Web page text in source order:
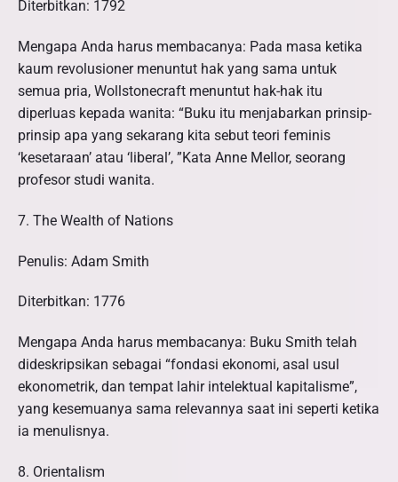
Diterbitkan: 1792
Mengapa Anda harus membacanya: Pada masa ketika
kaum revolusioner menuntut hak yang sama untuk
semua pria, Wollstonecraft menuntut hak-hak itu
diperluas kepada wanita: “Buku itu menjabarkan prinsip-
prinsip apa yang sekarang kita sebut teori feminis
‘kesetaraan’ atau ‘liberal’, ”Kata Anne Mellor, seorang
profesor studi wanita.
7. The Wealth of Nations
Penulis: Adam Smith
Diterbitkan: 1776
Mengapa Anda harus membacanya: Buku Smith telah
dideskripsikan sebagai “fondasi ekonomi, asal usul
ekonometrik, dan tempat lahir intelektual kapitalisme”,
yang kesemuanya sama relevannya saat ini seperti ketika
ia menulisnya.
8. Orientalism